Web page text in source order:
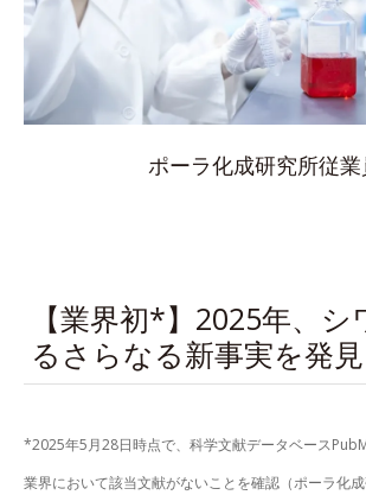
ポーラ化成研究所従業
【業界初*】2025年、シ
るさらなる新事実を発見
*2025年5月28日時点で、科学文献データベース
業界において該当文献がないことを確認（ポーラ化成